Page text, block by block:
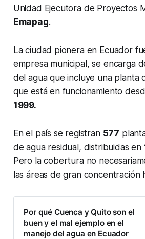
Unidad Ejecutora de Proyectos
Emapag.
La ciudad pionera en Ecuador
empresa municipal, se encarga
del agua que incluye una planta
que está en funcionamiento
1999.
En el país se registran 577
de agua residual, distribuidas en
Pero la cobertura no
las áreas de gran concentración
Por qué Cuenca y Quito son el
buen y el mal ejemplo en el
manejo del agua en Ecuador